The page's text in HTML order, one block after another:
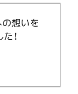
想いを
！